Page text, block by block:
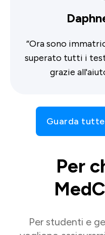
“Ora sono
superato tutti i
grazie
Guarda
Per
Per studenti e